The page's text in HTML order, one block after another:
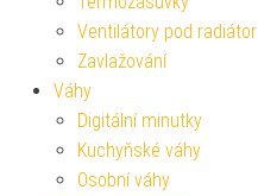
Ventilátory pod radiátor
Zavlažování
Váhy
Digitální minutky
Kuchyňské váhy
Osobní váhy